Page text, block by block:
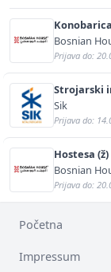
Bosnian
Prijava do:
Strojarski
Sik
Prijava do:
Hostesa (ž)
Bosnian
Prijava do:
Početna
Impressum